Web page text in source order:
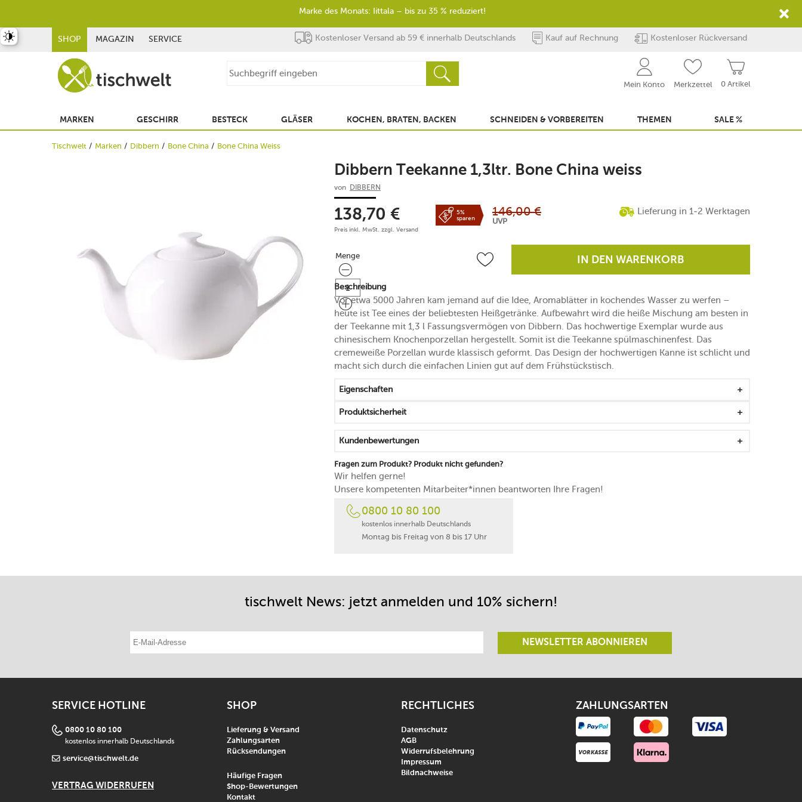
SHOP MAGAZIN SERVICE Kostenloser Versand ab 59 € innerhalb Deutschlands Kauf auf Rechnung Kostenloser Rückversand
0 Artikel
Mein Konto Merkzettel
MARKEN GESCHIRR BESTECK GLÄSER KOCHEN, BRATEN, BACKEN SCHNEIDEN & VORBEREITEN THEMEN SALE %
Tischwelt Marken Dibbern Bone China Bone China Weiss
Dibbern Teekanne 1,3ltr. Bone China weiss
von DIBBERN
138,70 €
Preis inkl. MwSt. zzgl. Versand
5%
sparen
146,00 €
UVP
Lieferung in 1-2 Werktagen
Menge
Menge IN DEN WARENKORB
Beschreibung
Vor etwa 5000 Jahren kam jemand auf die Idee, Aromablätter in kochendes Wasser zu werfen –
heute ist Tee eines der beliebtesten Heißgetränke. Aufbewahrt wird die heiße Mischung am besten in
der Teekanne mit 1,3 l Fassungsvermögen von Dibbern. Das hochwertige Exemplar wurde aus
chinesischem Knochenporzellan hergestellt. Somit ist die Teekanne spülmaschinenfest. Das
cremeweiße Porzellan wurde klassisch geformt. Das Design der hochwertigen Kanne ist schlicht und
macht sich durch die einfachen Linien gut auf dem Frühstückstisch.
Eigenschaften
Produktsicherheit
Kundenbewertungen
Fragen zum Produkt? Produkt nicht gefunden?
Wir helfen gerne!
Unsere kompetenten Mitarbeiter*innen beantworten Ihre Fragen!
0800 10 80 100
kostenlos innerhalb Deutschlands
Montag bis Freitag von 8 bis 17 Uhr
tischwelt News: jetzt anmelden und 10% sichern!
E-Mail-Adresse eintragen
NEWSLETTER ABONNIEREN
SERVICE HOTLINE
0800 10 80 100
kostenlos innerhalb Deutschlands
service@tischwelt.de
VERTRAG WIDERRUFEN
SHOP
Lieferung & Versand
Zahlungsarten
Rücksendungen
Häufige Fragen
Shop-Bewertungen
Kontakt
RECHTLICHES
Datenschutz
AGB
Widerrufsbelehrung
Impressum
Bildnachweise
ZAHLUNGSARTEN
umschalten
Marke des Monats: Iittala – bis zu 35 % reduziert!